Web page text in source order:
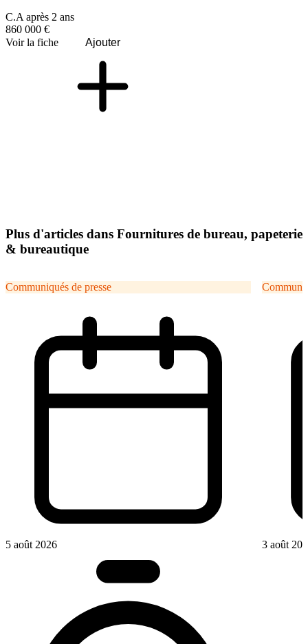
C.A après 2 ans
860 000 €
Voir la fiche
Ajouter
Plus d'articles dans Fournitures de bureau, papeterie
& bureautique
Communiqués de presse
5 août 2026 3 août